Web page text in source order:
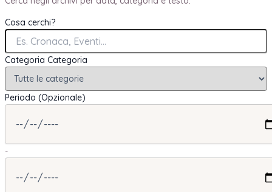
Cosa cerchi?
Categoria Categoria
Periodo (Opzionale)
-